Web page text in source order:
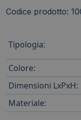
Codice prodotto:
Tipologia:
Colore:
Dimensioni LxPxH:
Materiale: